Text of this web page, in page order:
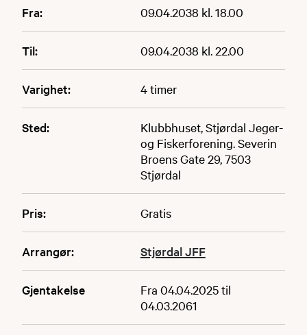
Fra: 09.04.2038 kl. 18.00
Til: 09.04.2038 kl. 22.00
Varighet: 4 timer
Sted:
Klubbhuset, Stjørdal Jeger-
og Fiskerforening. Severin
Broens Gate 29, 7503
Stjørdal
Pris: Gratis
Arrangør: Stjørdal JFF
Gjentakelse
Fra 04.04.2025 til
04.03.2061